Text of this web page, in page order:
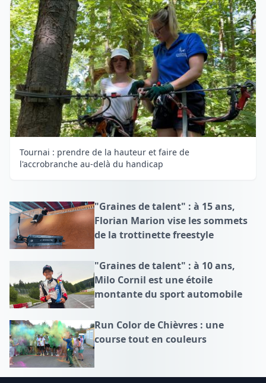
Tournai : prendre de la hauteur et faire de
l'accrobranche au-delà du handicap
"Graines de talent" : à 15 ans,
Florian Marion vise les sommets
de la trottinette freestyle
"Graines de talent" : à 10 ans,
Milo Cornil est une étoile
montante du sport automobile
Run Color de Chièvres : une
course tout en couleurs